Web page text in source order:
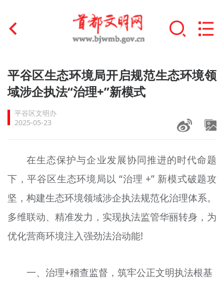
首页
文明创建
文明实践
未成年人思想道德建设
榜样人物
+
身边好人
文明评论
平谷区生态环境局开启规范生态环境领
域涉企执法“治理+”新模式
平谷区文明办
2025-05-23
在生态保护与企业发展协同推进的时代命题
下，平谷区生态环境局以 “治理 +” 新模式破题攻
坚，构建生态环境领域涉企执法规范化治理体系。
多维联动、精准发力，实现执法监管华丽转身，为
优化营商环境注入强劲法治动能!
一、治理+稽查监督，筑牢公正文明执法根基